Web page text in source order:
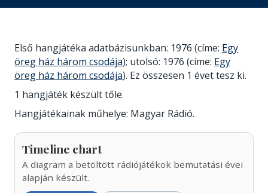
Első hangjátéka adatbázisunkban: 1976 (címe: Egy
öreg ház három csodája); utolsó: 1976 (címe: Egy
öreg ház három csodája). Ez összesen 1 évet tesz ki.
1 hangjáték készült tőle.
Hangjátékainak műhelye: Magyar Rádió.
Timeline chart
A diagram a betöltött rádiójátékok bemutatási évei
alapján készült.